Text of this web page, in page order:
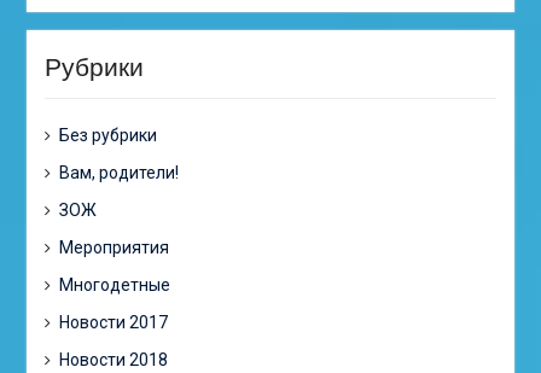
Рубрики
Без рубрики
Вам, родители!
ЗОЖ
Мероприятия
Многодетные
Новости 2017
Новости 2018